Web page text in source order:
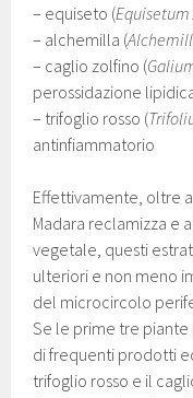
– equiseto (Equisetum
– alchemilla (
– caglio zolfino (
perossidazione
– trifoglio rosso (
antinfiammatorio
Effettivamente, oltre
Madara reclamizza e
vegetale, questi
ulteriori e non meno
del microcircolo
Se le prime tre
di frequenti prodotti
trifoglio rosso e il